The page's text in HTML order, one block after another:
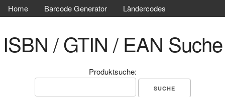
Home Barcode Generator Ländercodes
ISBN / GTIN / EAN Suche
Produktsuche: